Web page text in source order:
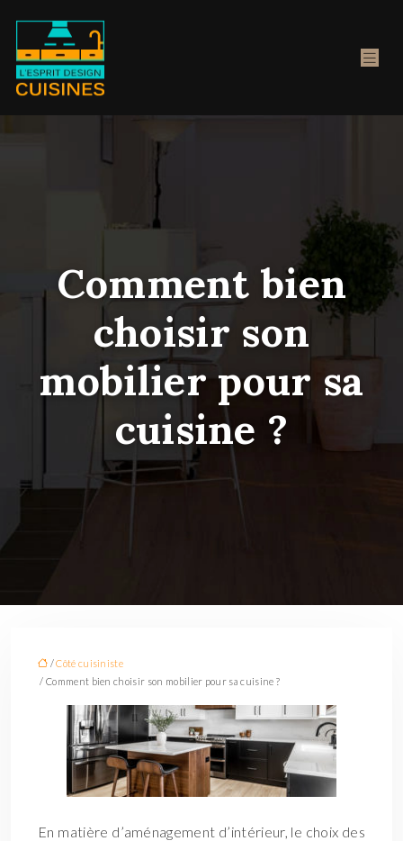
Comment bien
choisir son
mobilier pour sa
cuisine ?
/Côté cuisiniste
/ Comment bien choisir son mobilier pour sa cuisine ?
En matière d’aménagement d’intérieur, le choix des